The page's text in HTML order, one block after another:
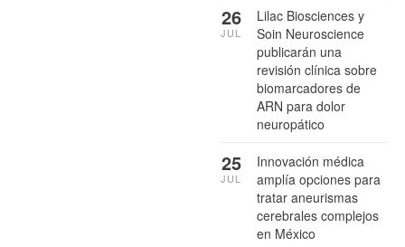
Lilac Biosciences y
Soin Neuroscience
publicarán una
revisión clínica sobre
biomarcadores de
ARN para dolor
neuropático
26
JUL
Innovación médica
amplía opciones para
tratar aneurismas
cerebrales complejos
en México
25
JUL